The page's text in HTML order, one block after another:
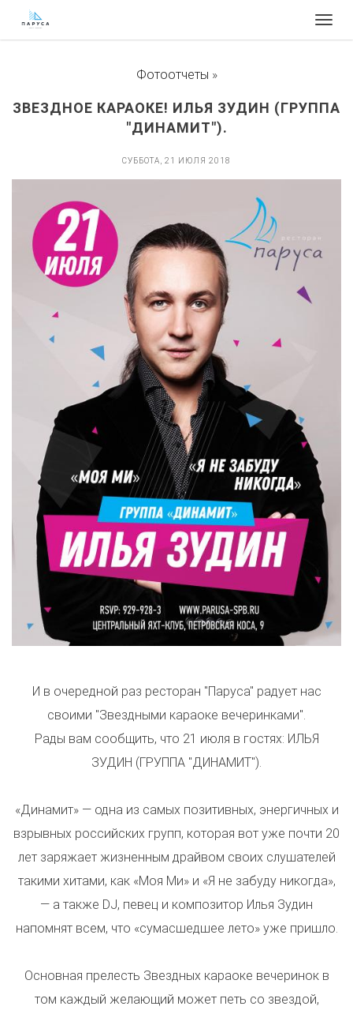
Фотоотчеты »
ЗВЕЗДНОЕ КАРАОКЕ! ИЛЬЯ ЗУДИН (ГРУППА
"ДИНАМИТ").
СУББОТА, 21 ИЮЛЯ 2018
И в очередной раз ресторан "Паруса" радует нас
своими "Звездными караоке вечеринками".
Рады вам сообщить, что 21 июля в гостях: ИЛЬЯ
ЗУДИН (ГРУППА "ДИНАМИТ").
«Динамит» ― одна из самых позитивных, энергичных и
взрывных российских групп, которая вот уже почти 20
лет заряжает жизненным драйвом своих слушателей
такими хитами, как «Моя Ми» и «Я не забуду никогда»,
― а также DJ, певец и композитор Илья Зудин
напомнят всем, что «сумасшедшее лето» уже пришло.
Основная прелесть Звездных караоке вечеринок в
том каждый желающий может петь со звездой,